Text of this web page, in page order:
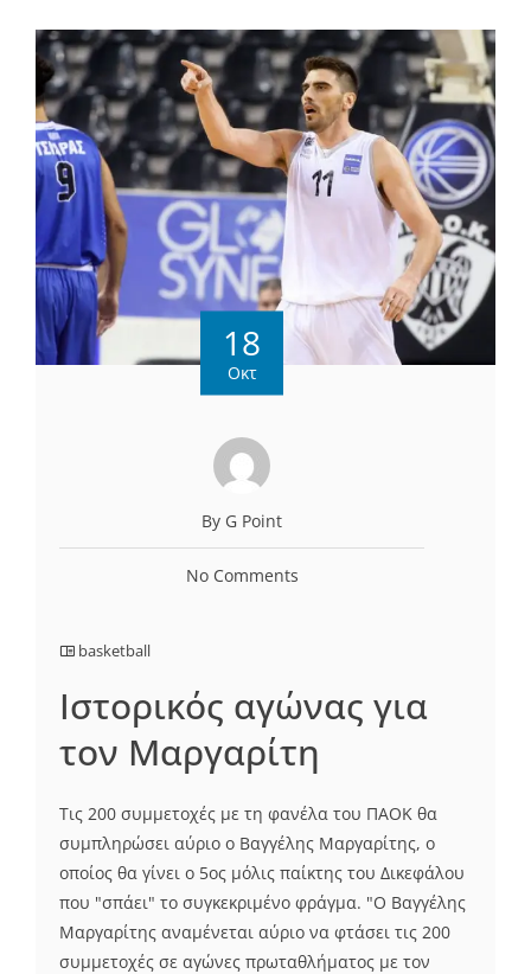
18
Οκτ
By G Point
No Comments
basketball
Ιστορικός αγώνας για
τον Μαργαρίτη
Τις 200 συμμετοχές με τη φανέλα του ΠΑΟΚ θα
συμπληρώσει αύριο ο Βαγγέλης Μαργαρίτης, ο
οποίος θα γίνει ο 5ος μόλις παίκτης του Δικεφάλου
που "σπάει" το συγκεκριμένο φράγμα. "Ο Βαγγέλης
Μαργαρίτης αναμένεται αύριο να φτάσει τις 200
συμμετοχές σε αγώνες πρωταθλήματος με τον